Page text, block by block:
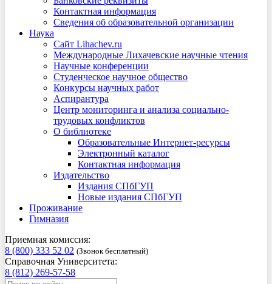
Контактная информация
Сведения об образовательной организации
Наука
Сайт Lihachev.ru
Международные Лихачевские научные чтения
Научные конференции
Студенческое научное общество
Конкурсы научных работ
Аспирантура
Центр мониторинга и анализа социально-
трудовых конфликтов
О библиотеке
Образовательные Интернет-ресурсы
Электронный каталог
Контактная информация
Издательство
Издания СПбГУП
Новые издания СПбГУП
Проживание
Гимназия
Приемная комиссия:
8 (800) 333 52 02 (Звонок бесплатный)
Справочная Университета:
8 (812) 269-57-58